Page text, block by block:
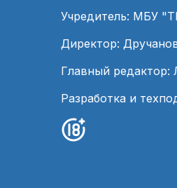
Учредитель: МБУ
Директор:
Главный редактор:
Разработка и